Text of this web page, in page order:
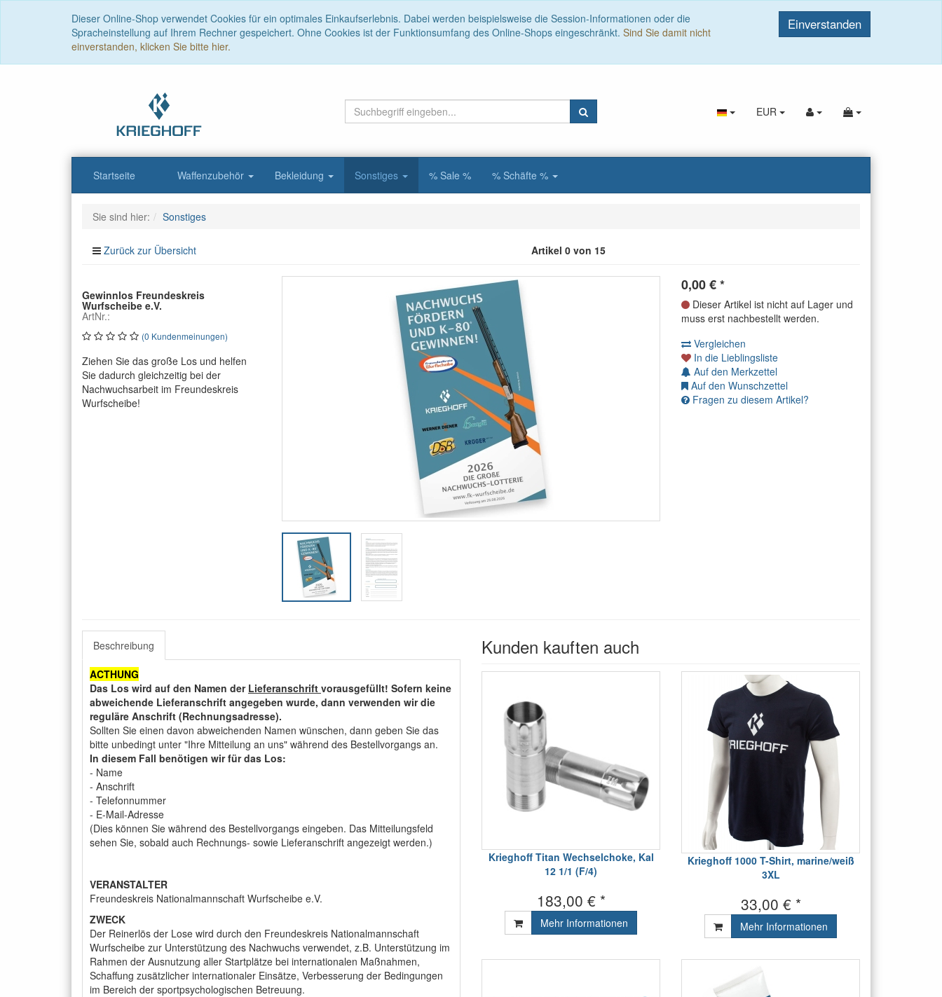
Einverstanden
Dieser Online-Shop verwendet Cookies für ein optimales Einkaufserlebnis. Dabei werden beispielsweise die Session-Informationen oder die
Spracheinstellung auf Ihrem Rechner gespeichert. Ohne Cookies ist der Funktionsumfang des Online-Shops eingeschränkt. Sind Sie damit nicht
einverstanden, klicken Sie bitte hier.
EUR
Startseite Waffenzubehör Bekleidung Sonstiges % Sale % % Schäfte %
Sie sind hier: Sonstiges
Zurück zur Übersicht Artikel 0 von 15
Gewinnlos Freundeskreis
Wurfscheibe e.V.
ArtNr.:
(0 Kundenmeinungen)
Ziehen Sie das große Los und helfen
Sie dadurch gleichzeitig bei der
Nachwuchsarbeit im Freundeskreis
Wurfscheibe!
0,00€*
Dieser Artikel ist nicht auf Lager und
muss erst nachbestellt werden.
Vergleichen
In die Lieblingsliste
Auf den Merkzettel
Auf den Wunschzettel
Fragen zu diesem Artikel?
Beschreibung
ACTHUNG
Das Los wird auf den Namen der Lieferanschrift vorausgefüllt! Sofern keine
abweichende Lieferanschrift angegeben wurde, dann verwenden wir die
reguläre Anschrift (Rechnungsadresse).
Sollten Sie einen davon abweichenden Namen wünschen, dann geben Sie das
bitte unbedingt unter "Ihre Mitteilung an uns" während des Bestellvorgangs an.
In diesem Fall benötigen wir für das Los:
- Name
- Anschrift
- Telefonnummer
- E-Mail-Adresse
(Dies können Sie während des Bestellvorgangs eingeben. Das Mitteilungsfeld
sehen Sie, sobald auch Rechnungs- sowie Lieferanschrift angezeigt werden.)
VERANSTALTER
Freundeskreis Nationalmannschaft Wurfscheibe e.V.
ZWECK
Der Reinerlös der Lose wird durch den Freundeskreis Nationalmannschaft
Wurfscheibe zur Unterstützung des Nachwuchs verwendet, z.B. Unterstützung im
Rahmen der Ausnutzung aller Startplätze bei internationalen Maßnahmen,
Schaffung zusätzlicher internationaler Einsätze, Verbesserung der Bedingungen
im Bereich der sportpsychologischen Betreuung.
Kunden kauften auch
Krieghoff Titan Wechselchoke, Kal
12 1/1 (F/4)
183,00 € *
Mehr Informationen
Krieghoff 1000 T-Shirt, marine/weiß
3XL
33,00 € *
Mehr Informationen